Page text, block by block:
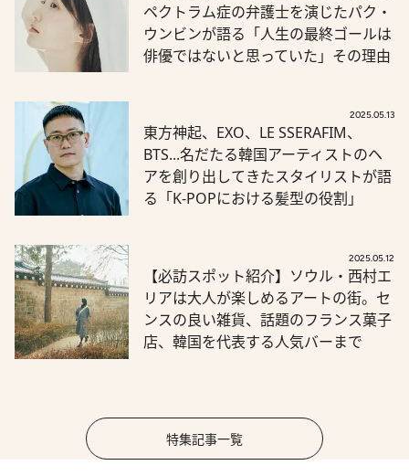
ペクトラム症の弁護士を演じたパク・
ウンビンが語る「人生の最終ゴールは
俳優ではないと思っていた」その理由
2025.05.13
東方神起、EXO、LE SSERAFIM、
BTS...名だたる韓国アーティストのヘ
アを創り出してきたスタイリストが語
る「K-POPにおける髪型の役割」
2025.05.12
【必訪スポット紹介】ソウル・西村エ
リアは大人が楽しめるアートの街。セ
ンスの良い雑貨、話題のフランス菓子
店、韓国を代表する人気バーまで
特集記事一覧